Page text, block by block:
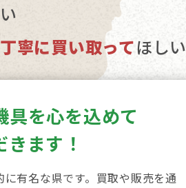
丁寧に買い取ってほしい
具を心を込めて
ます！
有名な県です。買取や販売を通